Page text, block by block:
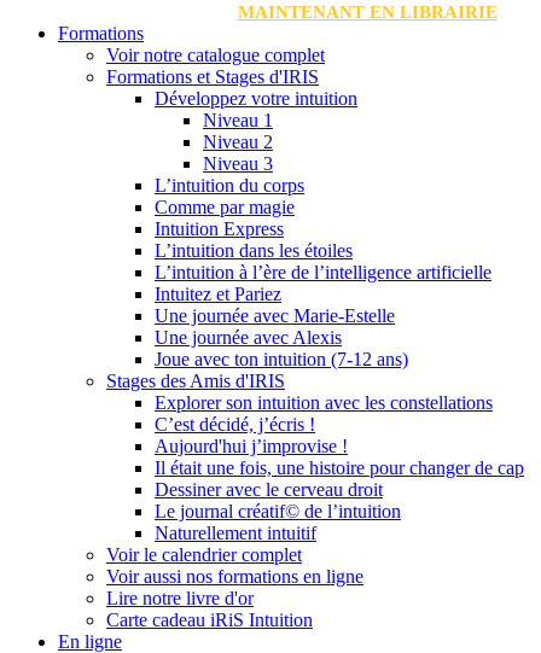
MAINTENANT EN LIBRAIRIE
Formations
Voir notre catalogue complet
Formations et Stages d'IRIS
Développez votre intuition
Niveau 1
Niveau 2
Niveau 3
L’intuition du corps
Comme par magie
Intuition Express
L’intuition dans les étoiles
L’intuition à l’ère de l’intelligence artificielle
Intuitez et Pariez
Une journée avec Marie-Estelle
Une journée avec Alexis
Joue avec ton intuition (7-12 ans)
Stages des Amis d'IRIS
Explorer son intuition avec les constellations
C’est décidé, j’écris !
Aujourd'hui j’improvise !
Il était une fois, une histoire pour changer de cap
Dessiner avec le cerveau droit
Le journal créatif© de l’intuition
Naturellement intuitif
Voir le calendrier complet
Voir aussi nos formations en ligne
Lire notre livre d'or
Carte cadeau iRiS Intuition
En ligne